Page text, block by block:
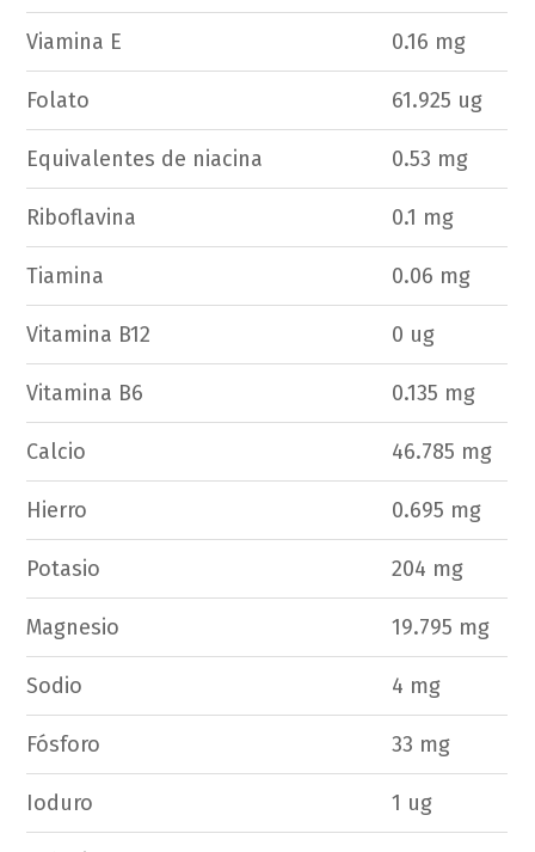
Viamina E 0.16 mg
Folato 61.925 ug
Equivalentes de niacina 0.53 mg
Riboflavina 0.1 mg
Tiamina 0.06 mg
Vitamina B12 0 ug
Vitamina B6 0.135 mg
Calcio 46.785 mg
Hierro 0.695 mg
Potasio 204 mg
Magnesio 19.795 mg
Sodio 4 mg
Fósforo 33 mg
Ioduro 1 ug